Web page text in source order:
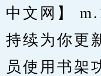
中文网】
持续为你更
员使用书架